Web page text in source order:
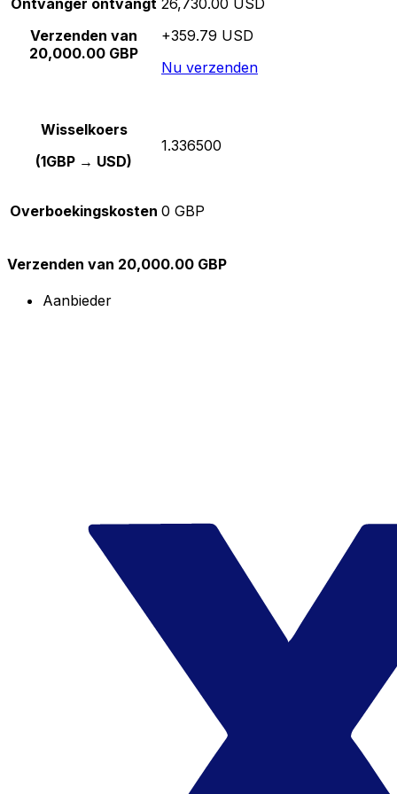
Verzenden van
20,000.00 GBP
+359.79 USD
Nu verzenden
Wisselkoers
(1GBP → USD)
1.336500
Overboekingskosten 0 GBP
Verzenden van 20,000.00 GBP
Aanbieder